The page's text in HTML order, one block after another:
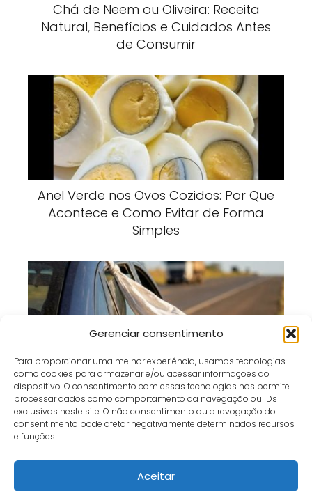
Gerenciar consentimento
Para proporcionar uma melhor experiência, usamos tecnologias
como cookies para armazenar e/ou acessar informações do
dispositivo. O consentimento com essas tecnologias nos permite
processar dados como comportamento da navegação ou IDs
exclusivos neste site. O não consentimento ou a revogação do
consentimento pode afetar negativamente determinados recursos
e funções.
Aceitar
Chá de Neem ou Oliveira: Receita
Natural, Benefícios e Cuidados Antes
de Consumir
Anel Verde nos Ovos Cozidos: Por Que
Acontece e Como Evitar de Forma
Simples
Pano Branco no Carro Parado: O Que
Esse Sinal Significa nas Estradas?
🥞 Receita sem Glúten: Massa de Panqueca